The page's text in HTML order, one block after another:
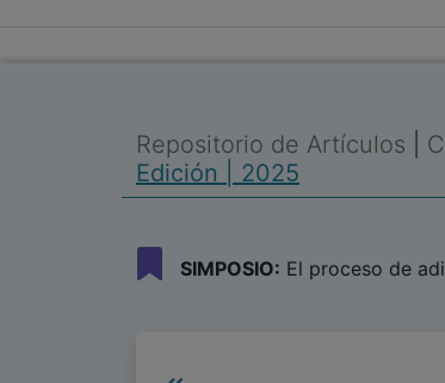
Repositorio de Artículos
Edición | 2025
SIMPOSIO: El proceso de